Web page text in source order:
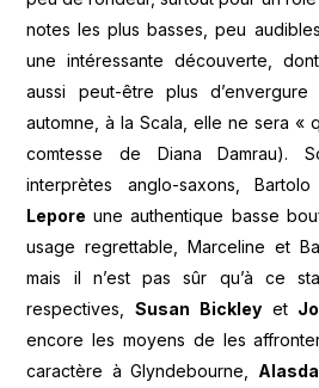
notes les plus basses, peu
une intéressante découverte,
aussi peut-être plus
automne, à la Scala, elle ne sera «
comtesse de Diana Damrau).
interprètes anglo-saxons,
Lepore une authentique basse
usage regrettable, Marceline et
mais il n’est pas sûr qu’à ce
respectives,Susan Bickleyet
encore les moyens de les
caractère à Glyndebourne,